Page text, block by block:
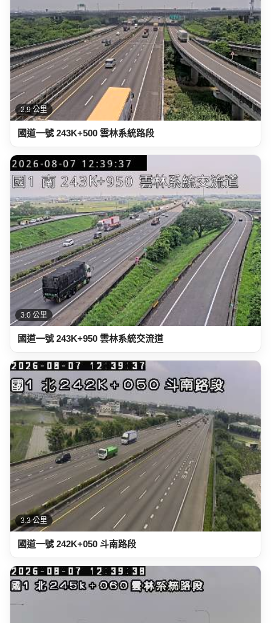
2.9 公里
國道一號 243K+500 雲林系統路段
3.0 公里
國道一號 243K+950 雲林系統交流道
3.3 公里
國道一號 242K+050 斗南路段